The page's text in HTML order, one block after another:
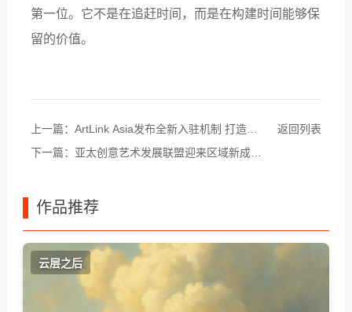
第一位。它不是在追赶时间，而是在构建时间能够保
留的价值。
上一篇： ArtLink Asia发布全新入驻机制 打造亚
下一篇： 亚太创意艺术发展联盟迎来区域新成
返回列表
作品推荐
云层之后